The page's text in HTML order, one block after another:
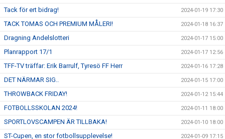
Tack för ert bidrag! 2024-01-19 17:30
TACK TOMAS OCH PREMIUM MÅLERI! 2024-01-18 16:37
Dragning Andelslotteri 2024-01-17 15:00
Planrapport 17/1 2024-01-17 12:56
TFF-TV träffar: Erik Barrulf, Tyresö FF Herr 2024-01-16 17:28
DET NÄRMAR SIG.. 2024-01-15 17:00
THROWBACK FRIDAY! 2024-01-12 15:44
FOTBOLLSSKOLAN 2024! 2024-01-11 18:00
SPORTLOVSCAMPEN ÄR TILLBAKA! 2024-01-10 18:00
ST-Cupen, en stor fotbollsupplevelse! 2024-01-09 17:15